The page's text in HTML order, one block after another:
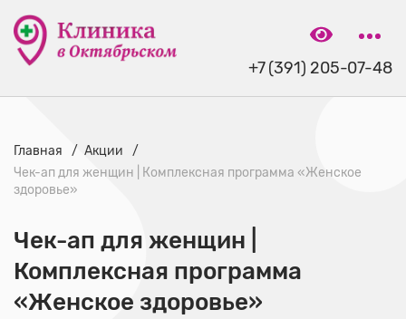
+7 (391) 205-07-48
Главная
Акции
Чек-ап для женщин | Комплексная программа «Женское
здоровье»
Чек-ап для женщин |
Комплексная программа
«Женское здоровье»